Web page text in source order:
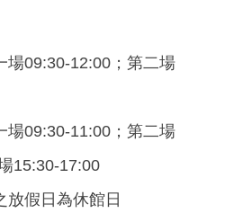
場09:30-12:00；第二場
場09:30-11:00；第二場
15:30-17:00
放假日為休館日